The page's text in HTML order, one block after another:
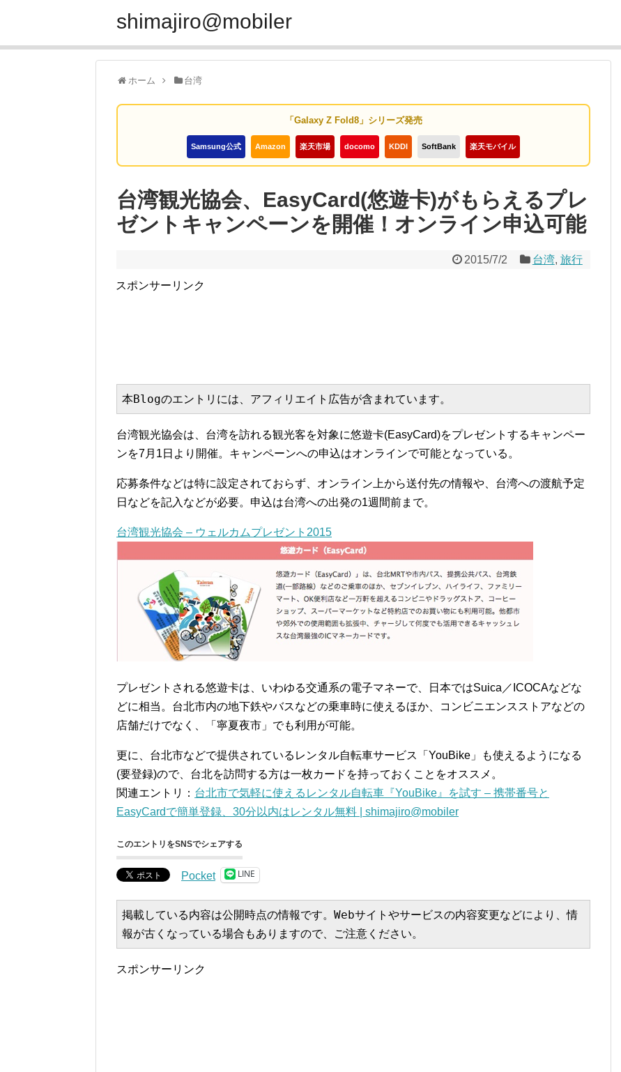
shimajiro@mobiler
ホーム 台湾
「Galaxy Z Fold8」シリーズ発売
Samsung公式 Amazon 楽天市場 docomo KDDI SoftBank 楽天モバイル
台湾観光協会、EasyCard(悠遊卡)がもらえるプレ
ゼントキャンペーンを開催！オンライン申込可能
2015/7/2 台湾, 旅行
スポンサーリンク
本Blogのエントリには、アフィリエイト広告が含まれています。
台湾観光協会は、台湾を訪れる観光客を対象に悠遊卡(EasyCard)をプレゼントするキャンペー
ンを7月1日より開催。キャンペーンへの申込はオンラインで可能となっている。
応募条件などは特に設定されておらず、オンライン上から送付先の情報や、台湾への渡航予定
日などを記入などが必要。申込は台湾への出発の1週間前まで。
台湾観光協会 – ウェルカムプレゼント2015
プレゼントされる悠遊卡は、いわゆる交通系の電子マネーで、日本ではSuica／ICOCAなどな
どに相当。台北市内の地下鉄やバスなどの乗車時に使えるほか、コンビニエンスストアなどの
店舗だけでなく、「寧夏夜市」でも利用が可能。
更に、台北市などで提供されているレンタル自転車サービス「YouBike」も使えるようになる
(要登録)ので、台北を訪問する方は一枚カードを持っておくことをオススメ。
関連エントリ： 台北市で気軽に使えるレンタル自転車『YouBike』を試す – 携帯番号と
EasyCardで簡単登録、30分以内はレンタル無料 | shimajiro@mobiler
このエントリをSNSでシェアする
Pocket LINE
掲載している内容は公開時点の情報です。Webサイトやサービスの内容変更などにより、情
報が古くなっている場合もありますので、ご注意ください。
スポンサーリンク